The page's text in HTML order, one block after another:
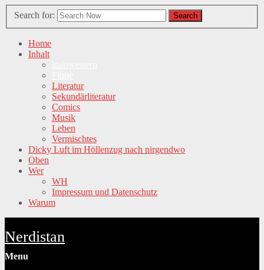
Search for: Search
Home
Inhalt
Literatur
Sekundärliteratur
Comics
Musik
Leben
Vermischtes
Dicky Luft im Höllenzug nach nirgendwo
Oben
Wer
WH
Impressum und Datenschutz
Warum
Nerdistan
Menu